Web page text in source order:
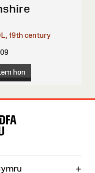
19th century
hon
+